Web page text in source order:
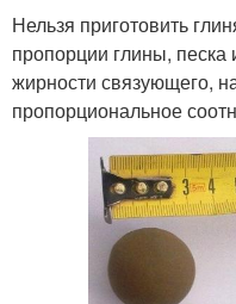
Нельзя приготовить
пропорции глины, песка
жирности связующего,
пропорциональное